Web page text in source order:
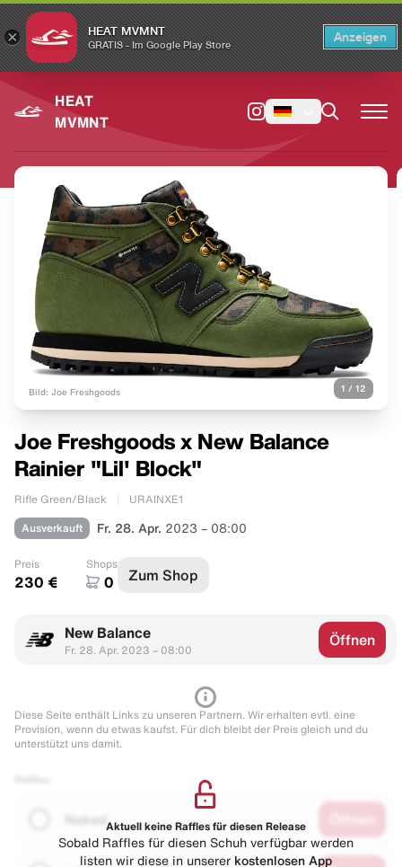
× HEAT MVMNT
GRATIS - Im Google Play Store
Anzeigen
HEAT
MVMNT
Bild: Joe Freshgoods 1 / 12
Joe Freshgoods x New Balance
Rainier "Lil' Block"
Rifle Green/Black URAINXE1
Ausverkauft Fr. 28. Apr. 2023 – 08:00
Preis
230 €
Shops
0 Zum Shop
New Balance
Fr. 28. Apr. 2023 – 08:00
Öffnen
Diese Seite enthält Links zu unseren Partnern. Wir erhalten evtl. eine
Provision, wenn du etwas kaufst. Für dich bleibt der Preis gleich und du
unterstützt uns damit.
Naked Aktuell keine Raffles für diesen Release
Sobald Raffles für diesen Schuh verfügbar werden
listen wir diese in unserer kostenlosen App
Switch to the English version? Switch ×